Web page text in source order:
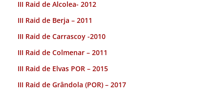
III Raid de Alcolea- 2012
III Raid de Berja – 2011
III Raid de Carrascoy -2010
III Raid de Colmenar – 2011
III Raid de Elvas POR – 2015
III Raid de Grândola (POR) – 2017